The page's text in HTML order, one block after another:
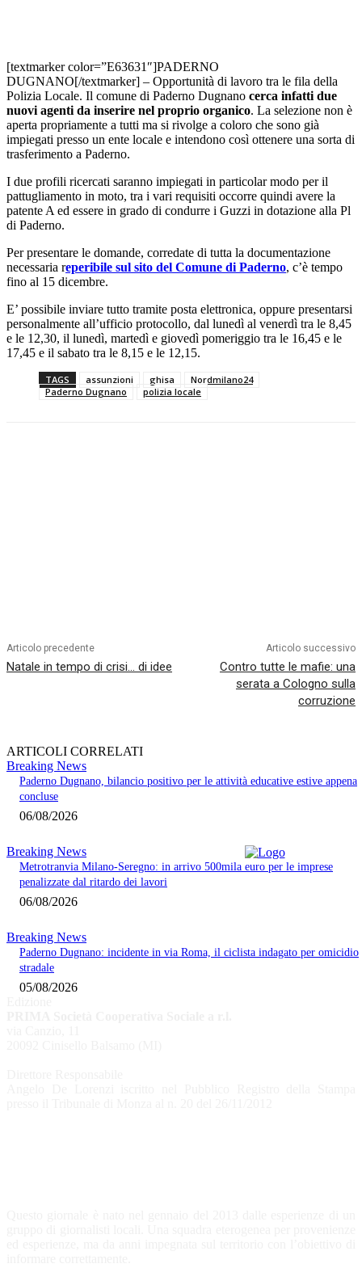
[textmarker color=”E63631″]PADERNO
DUGNANO[/textmarker] – Opportunità di lavoro tra le fila della
Polizia Locale. Il comune di Paderno Dugnano cerca infatti due
nuovi agenti da inserire nel proprio organico. La selezione non è
aperta propriamente a tutti ma si rivolge a coloro che sono già
impiegati presso un ente locale e intendono così ottenere una sorta di
trasferimento a Paderno.
I due profili ricercati saranno impiegati in particolar modo per il
pattugliamento in moto, tra i vari requisiti occorre quindi avere la
patente A ed essere in grado di condurre i Guzzi in dotazione alla Pl
di Paderno.
Per presentare le domande, corredate di tutta la documentazione
necessaria reperibile sul sito del Comune di Paderno, c’è tempo
fino al 15 dicembre.
E’ possibile inviare tutto tramite posta elettronica, oppure presentarsi
personalmente all’ufficio protocollo, dal lunedì al venerdì tra le 8,45
e le 12,30, il lunedì, martedì e giovedì pomeriggio tra le 16,45 e le
17,45 e il sabato tra le 8,15 e le 12,15.
TAGS assunzioni ghisa
Nordmilano24
Paderno Dugnano
polizia locale
Articolo precedente
Natale in tempo di crisi… di idee
Articolo successivo
Contro tutte le mafie: una
serata a Cologno sulla
corruzione
ARTICOLI CORRELATI
Breaking News
Paderno Dugnano, bilancio positivo per le attività educative estive appena
concluse
06/08/2026
Breaking News
Metrotranvia Milano-Seregno: in arrivo 500mila euro per le imprese
penalizzate dal ritardo dei lavori
06/08/2026
Breaking News
Paderno Dugnano: incidente in via Roma, il ciclista indagato per omicidio
stradale
05/08/2026